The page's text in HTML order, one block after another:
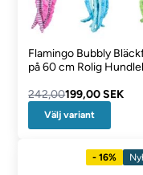
Flamingo Bubbly
på 60 cm Rolig
242,00199,00 SEK
Välj variant
- 16%